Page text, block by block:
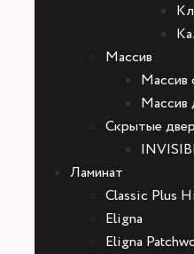
Массив
Массив
Массив
Скрытые
Ламинат
Classic Plus
Eligna
Eligna
Storia
Лайндор
Массив
Массив ольхи
Массив дуба
Скрытые двери
INVISIBLE